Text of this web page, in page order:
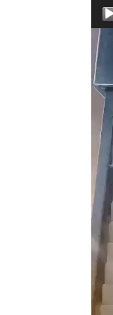
Trình
chơi
Video